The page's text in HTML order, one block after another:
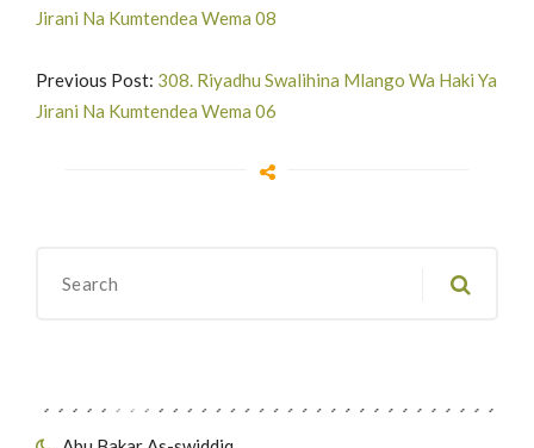
Jirani Na Kumtendea Wema 08
Previous Post: 308. Riyadhu Swalihina Mlango Wa Haki Ya
Jirani Na Kumtendea Wema 06